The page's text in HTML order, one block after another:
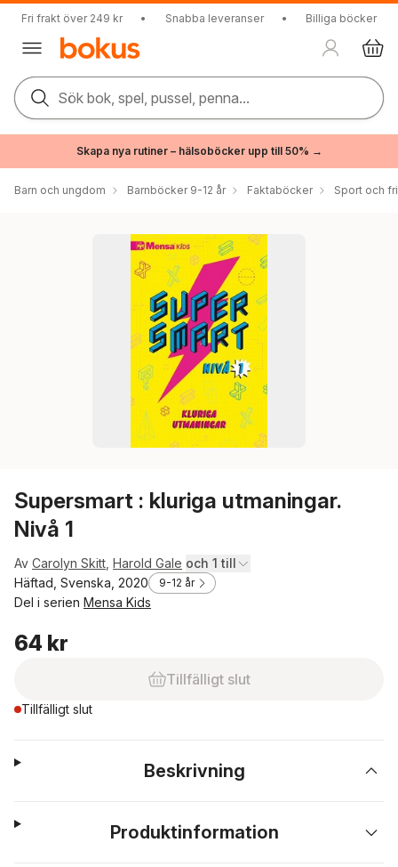
Fri frakt över 249 kr • Snabba leveranser • Billiga böcker
Sök bok, spel, pussel, penna...
Skapa nya rutiner – hälsoböcker upp till 50% →
Barn och ungdom Barnböcker 9-12 år Faktaböcker Sport och
Supersmart : kluriga utmaningar.
Nivå 1
Av Carolyn Skitt Harold Gale och 1 till
Häftad, Svenska, 2020
9-12 år
Del i serien Mensa Kids
64 kr
Tillfälligt slut
Tillfälligt slut
Beskrivning
Produktinformation